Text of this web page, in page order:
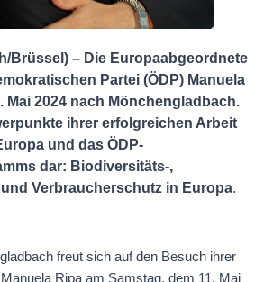
Brüssel) – Die Europaabgeordnete
Partei (ÖDP) Manuela
Mai 2024 nach Mönchengladbach.
ihrer erfolgreichen Arbeit
und das ÖDP-
dar: Biodiversitäts-,
Verbraucherschutz in Europa.
freut sich auf den Besuch ihrer
Ripa am Samstag, dem 11. Mai